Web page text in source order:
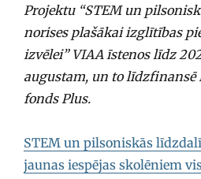
Projektu “STEM un
norises plašākai izglītības
izvēlei” VIAA īstenos līdz
augustam, un to līdzfinansē
fonds Plus.
STEM un pilsoniskās
jaunas iespējas skolēniem